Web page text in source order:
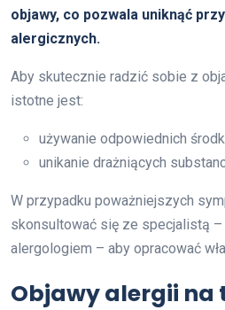
objawy, co pozwala uniknąć
alergicznych.
Aby skutecznie radzić sobie z
istotne jest:
używanie odpowiednich
unikanie drażniących
W przypadku poważniejszych
skonsultować się ze specjalistą
alergologiem – aby opracować
Objawy alergii na